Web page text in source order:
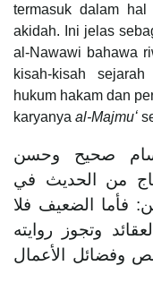
termasuk dalam
akidah. Ini jelas
al-Nawawi bahawa
kisah-kisah
hukum hakam dan
karyanya al-Majmuʻ
صحيح وحسن
من الحديث في
فأما الضعيف فلا
وتجوز روايته
وفضائل الأعمال